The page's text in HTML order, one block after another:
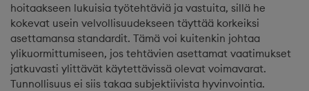
hoitaakseen lukuisia työtehtäviä ja vastuita, sillä he
kokevat usein velvollisuudekseen täyttää korkeiksi
asettamansa standardit. Tämä voi kuitenkin johtaa
ylikuormittumiseen, jos tehtävien asettamat vaatimukset
jatkuvasti ylittävät käytettävissä olevat voimavarat.
Tunnollisuus ei siis takaa subjektiivista hyvinvointia.